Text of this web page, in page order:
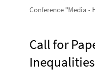
Conference "Media -
Call for